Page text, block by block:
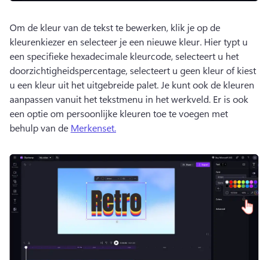
Om de kleur van de tekst te bewerken, klik je op de
kleurenkiezer en selecteer je een nieuwe kleur. Hier typt u
een specifieke hexadecimale kleurcode, selecteert u het
doorzichtigheidspercentage, selecteert u geen kleur of kiest
u een kleur uit het uitgebreide palet. Je kunt ook de kleuren
aanpassen vanuit het tekstmenu in het werkveld. Er is ook
een optie om persoonlijke kleuren toe te voegen met
behulp van de Merkenset.